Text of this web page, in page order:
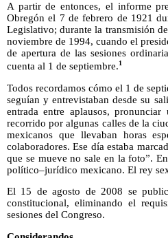
A partir de entonces, el informe
Obregón el 7 de febrero de 1921
Legislativo; durante la transmisión
noviembre de 1994, cuando el
de apertura de las sesiones
cuenta al 1 de septiembre.1
Todos recordamos cómo el 1 de
seguían y entrevistaban desde su
entrada entre aplausos,
recorrido por algunas calles de la
mexicanos que llevaban horas
colaboradores. Ese día estaba
que se mueve no sale en la foto”.
político–jurídico mexicano. El rey
El 15 de agosto de 2008 se
constitucional, eliminando el
sesiones del Congreso.